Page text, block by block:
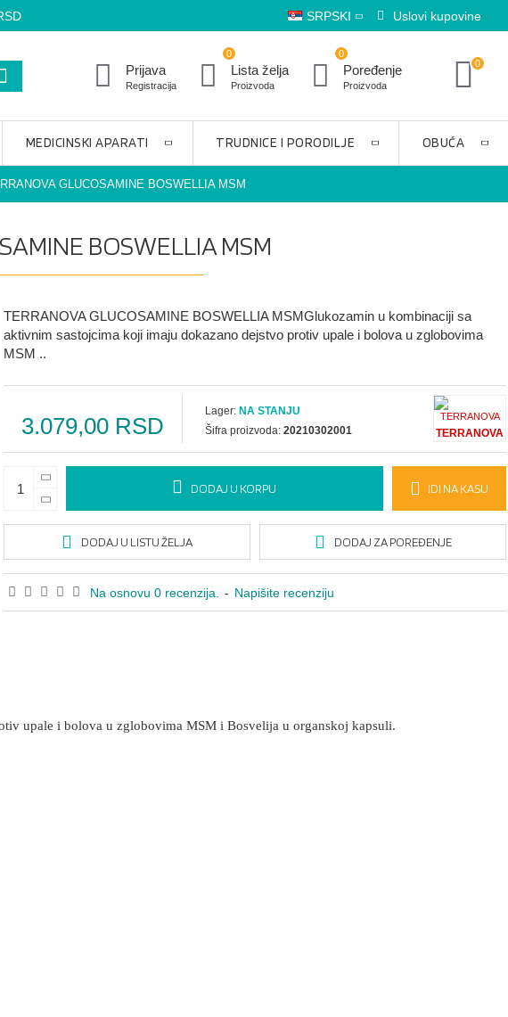
SRPSKI Uslovi kupovine
Prijava
Registracija
Lista želja
Proizvoda
0
Poređenje
Proizvoda
0
0
MEDICINSKI APARATI TRUDNICE I PORODILJE OBUĆA
GLUCOSAMINE BOSWELLIA MSM
BOSWELLIA MSM
TERRANOVA GLUCOSAMINE BOSWELLIA MSMGlukozamin u kombinaciji sa
aktivnim sastojcima koji imaju dokazano dejstvo protiv upale i bolova u zglobovima
MSM ..
Na osnovu 0 recenzija. - Napišite recenziju
3.079,00 RSD
Lager: NA STANJU
Šifra proizvoda: 20210302001 TERRANOVA
DODAJ U KORPU IDI NA KASU
DODAJ U LISTU ŽELJA DODAJ ZA POREĐENJE
upale i bolova u zglobovima MSM i Bosvelija u organskoj kapsuli.